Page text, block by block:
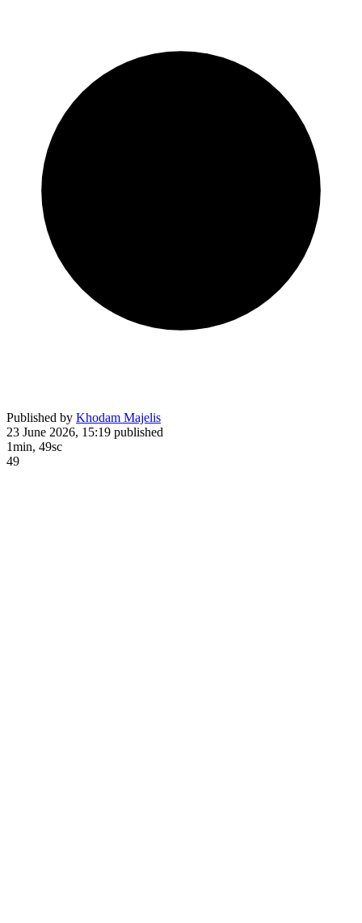
Published by Khodam Majelis
23 June 2026, 15:19 published
1min, 49sc
49